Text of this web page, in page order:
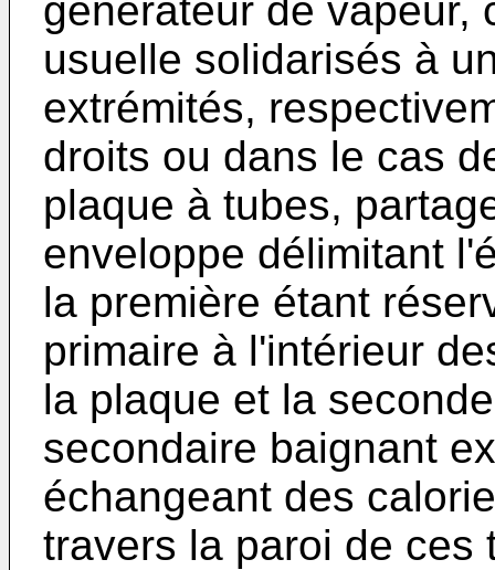
générateur de vapeur,
usuelle solidarisés à
extrémités,
droits ou dans le cas
plaque à tubes,
enveloppe délimitant
la première étant
primaire à l'intérieur
la plaque et la
secondaire baignant
échangeant des
travers la paroi de ces